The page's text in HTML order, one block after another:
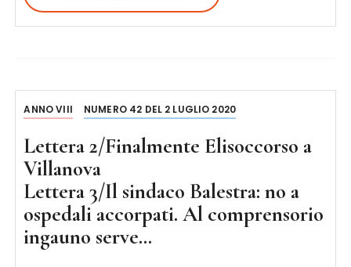
ANNO VIII NUMERO 42 DEL 2 LUGLIO 2020
Lettera 2/Finalmente Elisoccorso a
Villanova
Lettera 3/Il sindaco Balestra: no a
ospedali accorpati. Al comprensorio
ingauno serve…